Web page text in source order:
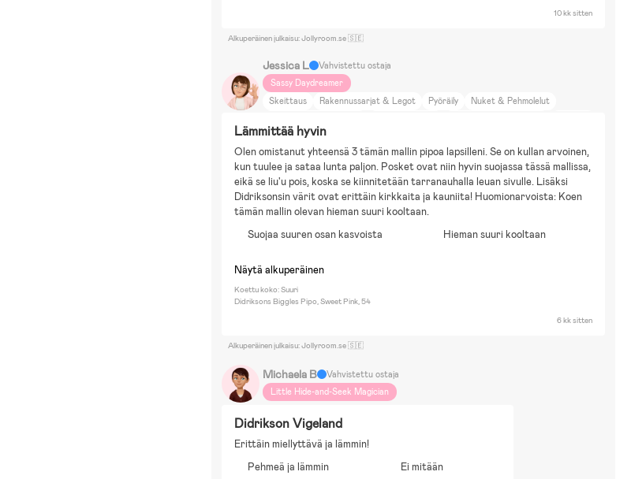
10 kk sitten
Alkuperäinen julkaisu: Jollyroom.se 🇸🇪
Jessica L
Vahvistettu ostaja
Sassy Daydreamer
Skeittaus
Rakennussarjat & Legot Pyöräily
Nuket & Pehmolelut
Alfons Åberg
Gabbys Dollhouse
Greta Gris Harry Potter Hello Kitty
Hot Wheels
Jurassic World
LasseMajas detektivbyrå Minecraft Marvel
Minions
MusseHelium
My little pony Paddington Paw Patrol
Sommarskuggan
Pokemon
Toy Story
Lämmittää hyvin
Olen omistanut yhteensä 3 tämän mallin pipoa lapsilleni. Se on kullan arvoinen,
kun tuulee ja sataa lunta paljon. Posket ovat niin hyvin suojassa tässä mallissa,
eikä se liu'u pois, koska se kiinnitetään tarranauhalla leuan sivulle. Lisäksi
Didriksonsin värit ovat erittäin kirkkaita ja kauniita! Huomionarvoista: Koen
tämän mallin olevan hieman suuri kooltaan.
Suojaa suuren osan kasvoista
Hieman suuri kooltaan
Näytä alkuperäinen
Koettu koko: Suuri
Didriksons Biggles Pipo, Sweet Pink, 54
6 kk sitten
Alkuperäinen julkaisu: Jollyroom.se 🇸🇪
Michaela B
Vahvistettu ostaja
Little Hide-and-Seek Magician
Didrikson Vigeland
Erittäin miellyttävä ja lämmin!
Pehmeä ja lämmin
Ei mitään